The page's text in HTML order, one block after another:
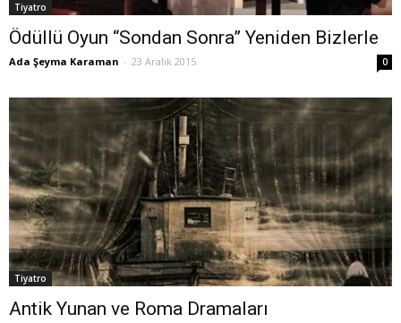
Tiyatro
Ödüllü Oyun “Sondan Sonra” Yeniden Bizlerle
Ada Şeyma Karaman - 23 Aralık 2015 0
Tiyatro
Antik Yunan ve Roma Dramaları